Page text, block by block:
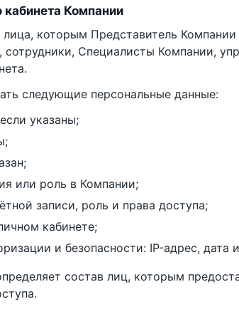
кабинета Компании
лица, которым Представитель
Специалисты Компании,
следующие персональные данные:
указаны;
или роль в Компании;
записи, роль и права доступа;
кабинете;
и безопасности: IP-адрес, дата
состав лиц, которым